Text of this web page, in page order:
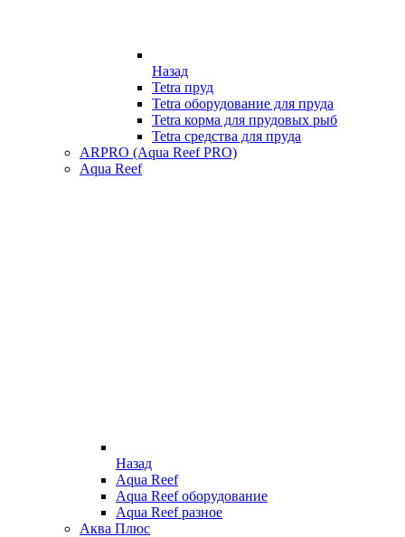
Назад
Tetra пруд
Tetra оборудование для пруда
Tetra корма для прудовых рыб
Tetra средства для пруда
ARPRO (Aqua Reef PRO)
Aqua Reef
Назад
Aqua Reef
Aqua Reef оборудование
Aqua Reef разное
Аква Плюс